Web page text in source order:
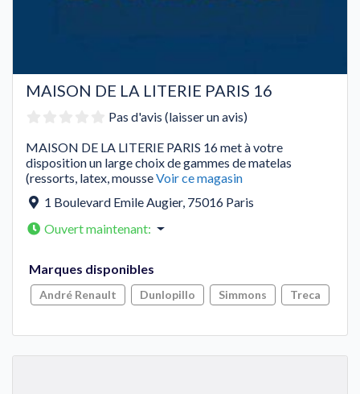
MAISON DE LA LITERIE PARIS 16
Pas d'avis (laisser un avis)
MAISON DE LA LITERIE PARIS 16 met à votre
disposition un large choix de gammes de matelas
(ressorts, latex, mousseVoir ce magasin
1 Boulevard Emile Augier, 75016 Paris
Ouvert maintenant:
Marques disponibles
André Renault Dunlopillo Simmons Treca